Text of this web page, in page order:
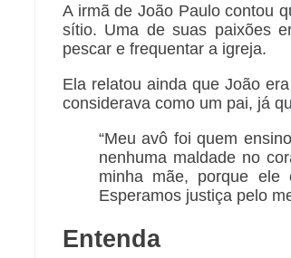
A irmã de João Paulo contou
sítio. Uma de suas paixões
pescar e frequentar a igreja.
Ela relatou ainda que João
considerava como um pai, já
“Meu avô foi quem
nenhuma maldade no
minha mãe, porque
Esperamos justiça pelo
Entenda